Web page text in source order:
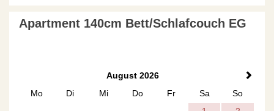
Apartment 140cm Bett/Schlafcouch EG
August 2026
Mo
Di Mi Do Fr Sa
So